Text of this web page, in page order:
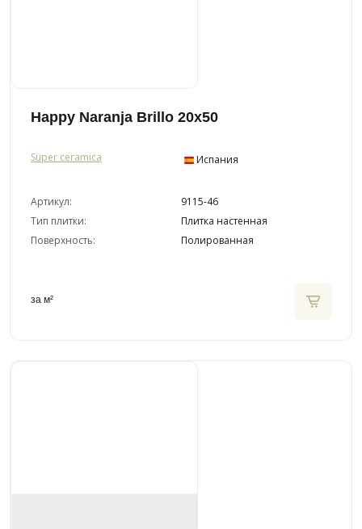
Happy Naranja Brillo 20x50
Super ceramica Испания
Артикул:
9115-46
Тип плитки:
Плитка настенная
Поверхность:
Полированная
за м²